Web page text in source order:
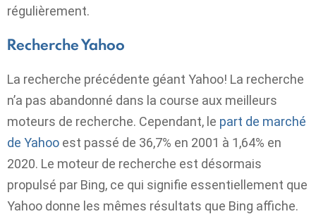
régulièrement.
Recherche Yahoo
La recherche précédente géant Yahoo! La recherche
n’a pas abandonné dans la course aux meilleurs
moteurs de recherche. Cependant, le part de marché
de Yahoo est passé de 36,7% en 2001 à 1,64% en
2020. Le moteur de recherche est désormais
propulsé par Bing, ce qui signifie essentiellement que
Yahoo donne les mêmes résultats que Bing affiche.